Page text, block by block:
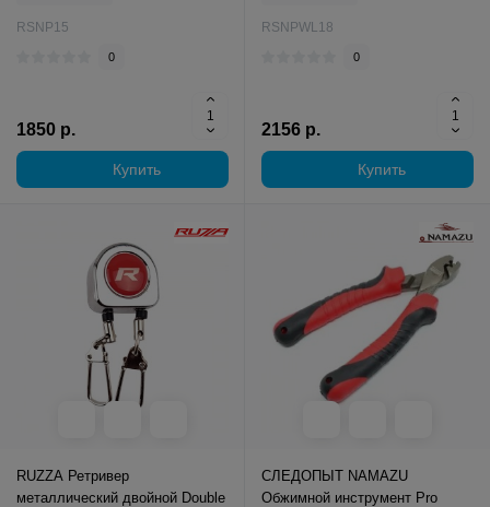
RSNP15
0
1850 р.
Купить
RSNPWL18
0
2156 р.
Купить
RUZZA Ретривер
металлический двойной Double
СЛЕДОПЫТ NAMAZU
Обжимной инструмент Pro